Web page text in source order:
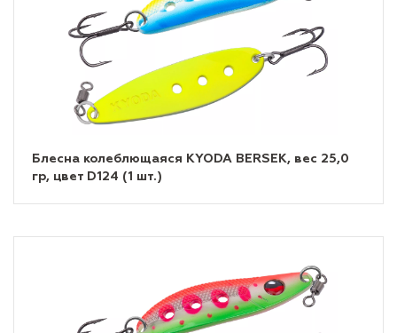
Блесна колеблющаяся KYODA BERSEK, вес 25,0
гр, цвет D124 (1 шт.)